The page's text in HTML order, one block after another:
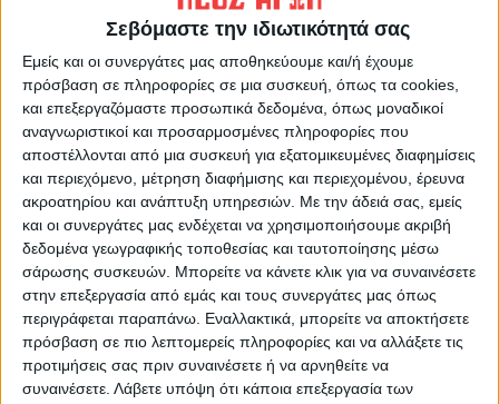
Σεβόμαστε την ιδιωτικότητά σας
Εμείς και οι συνεργάτες μας αποθηκεύουμε και/ή έχουμε
πρόσβαση σε πληροφορίες σε μια συσκευή, όπως τα cookies,
και επεξεργαζόμαστε προσωπικά δεδομένα, όπως μοναδικοί
αναγνωριστικοί και προσαρμοσμένες πληροφορίες που
αποστέλλονται από μια συσκευή για εξατομικευμένες διαφημίσεις
και περιεχόμενο, μέτρηση διαφήμισης και περιεχομένου, έρευνα
ακροατηρίου και ανάπτυξη υπηρεσιών. Με την άδειά σας, εμείς
και οι συνεργάτες μας ενδέχεται να χρησιμοποιήσουμε ακριβή
δεδομένα γεωγραφικής τοποθεσίας και ταυτοποίησης μέσω
σάρωσης συσκευών. Μπορείτε να κάνετε κλικ για να συναινέσετε
στην επεξεργασία από εμάς και τους συνεργάτες μας όπως
περιγράφεται παραπάνω. Εναλλακτικά, μπορείτε να αποκτήσετε
πρόσβαση σε πιο λεπτομερείς πληροφορίες και να αλλάξετε τις
προτιμήσεις σας πριν συναινέσετε ή να αρνηθείτε να
συναινέσετε. Λάβετε υπόψη ότι κάποια επεξεργασία των
βιντεάκι με κάποια ξεχωριστά παιχνίδια της
ομάδας (σε όλες τις κατηγορίες που έχει
περάσει) όπου κατόρθωνε να ανατρέπει τα
δεδομένα και να σκοράρει στη…ρωγμή του
χρόνουκαι τότε που μοιάζουν όλα χαμένα
(90′)
Θ.Κ.
Πάμε να τα θυμηθούμε στο χορταστικό
βίντεο που επιμελήθηκε ο Παναγιώτης
Αγραφιώτης με κάποια αξέχαστα ματς των
τελευταίων ετών.